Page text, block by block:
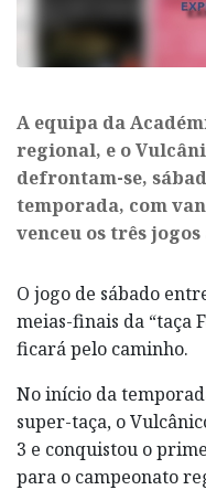
A equipa da
regional, e o
defrontam-se,
temporada, com
venceu os três
O jogo de sábado
meias-finais da “taça
ficará pelo caminho.
No início da
super-taça, o
3 e conquistou o
para o campeonato